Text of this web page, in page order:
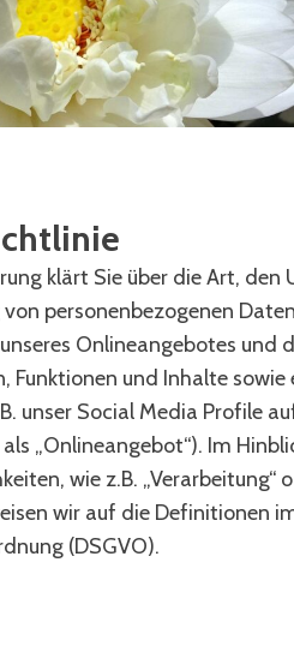
klärt Sie über die Art, den
personenbezogenen
Onlineangebotes und
Funktionen und Inhalte sowie
unser Social Media Profile
„Onlineangebot“). Im
wie z.B. „Verarbeitung“
wir auf die Definitionen
(DSGVO).